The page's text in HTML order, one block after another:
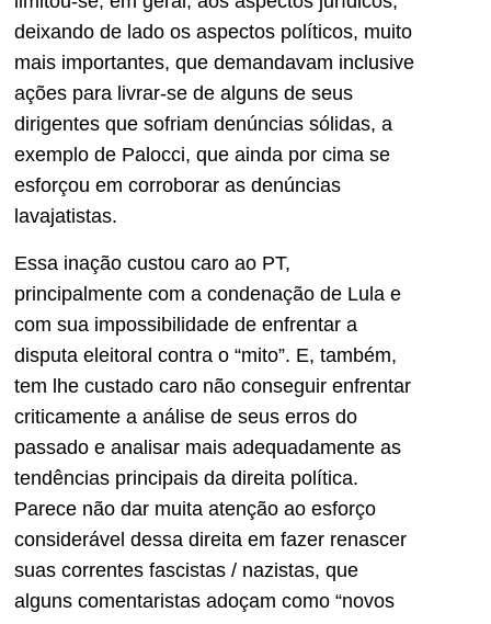
deixando de lado os aspectos políticos, muito
mais importantes, que demandavam inclusive
ações para livrar-se de alguns de seus
dirigentes que sofriam denúncias sólidas, a
exemplo de Palocci, que ainda por cima se
esforçou em corroborar as denúncias
lavajatistas.
Essa inação custou caro ao PT,
principalmente com a condenação de Lula e
com sua impossibilidade de enfrentar a
disputa eleitoral contra o “mito”. E, também,
tem lhe custado caro não conseguir enfrentar
criticamente a análise de seus erros do
passado e analisar mais adequadamente as
tendências principais da direita política.
Parece não dar muita atenção ao esforço
considerável dessa direita em fazer renascer
suas correntes fascistas / nazistas, que
alguns comentaristas adoçam como “novos